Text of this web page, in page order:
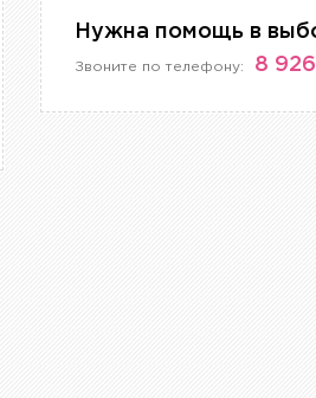
Нужна помощь в
Звоните по телефону: 8